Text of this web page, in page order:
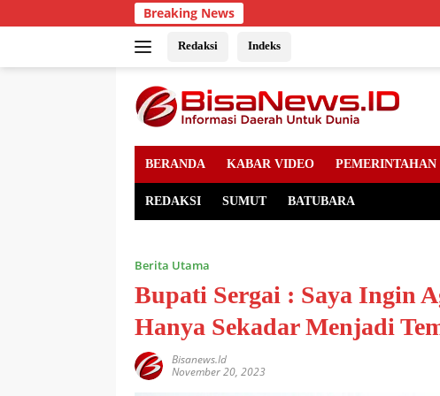
to
Breaking News
Redaksi Indeks
BERANDA KABAR VIDEO PEMERINTAHAN
REDAKSI SUMUT BATUBARA
Berita Utama
Bupati Sergai : Saya Ingin
Hanya Sekadar Menjadi
Bisanews.id
November 20, 2023